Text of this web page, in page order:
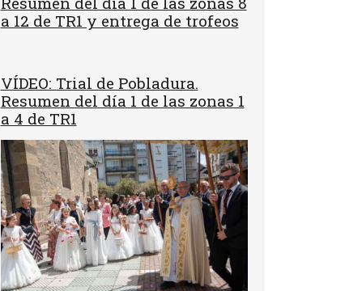
a 12 de TR1 y entrega de trofeos
VÍDEO: Trial de Pobladura.
Resumen del día 1 de las zonas 1
a 4 de TR1